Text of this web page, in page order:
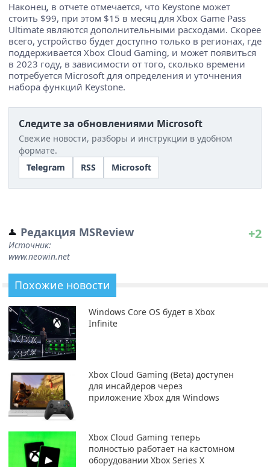
Наконец, в отчете отмечается, что Keystone может
стоить $99, при этом $15 в месяц для Xbox Game Pass
Ultimate являются дополнительными расходами. Скорее
всего, устройство будет доступно только в регионах, где
поддерживается Xbox Cloud Gaming, и может появиться
в 2023 году, в зависимости от того, сколько времени
потребуется Microsoft для определения и уточнения
набора функций Keystone.
Следите за обновлениями Microsoft
Свежие новости, разборы и инструкции в удобном
формате.
Telegram
RSS Microsoft
Редакция MSReview
Источник:
www.neowin.net
+2
Похожие новости
Windows Core OS будет в Xbox
Infinite
Xbox Cloud Gaming (Beta) доступен
для инсайдеров через
приложение Xbox для Windows
Xbox Cloud Gaming теперь
полностью работает на кастомном
оборудовании Xbox Series X